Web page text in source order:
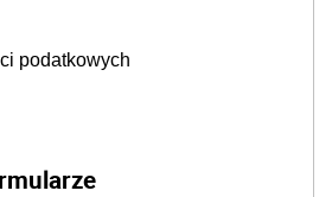
podatkowych